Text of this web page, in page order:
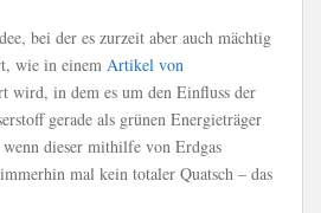
bei der es zurzeit aber auch mächtig
wie in einem Artikel von
wird, in dem es um den Einfluss der
gerade als grünen Energieträger
dieser mithilfe von Erdgas
mal kein totaler Quatsch – das